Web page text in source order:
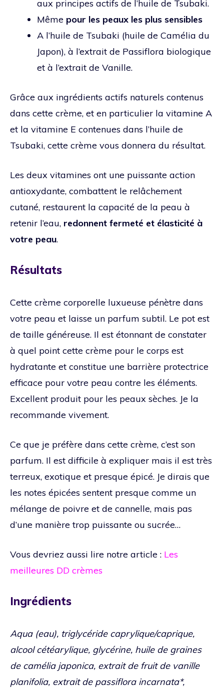
aux principes actifs de l’huile de Tsubaki.
Même pour les peaux les plus sensibles
A l’huile de Tsubaki (huile de Camélia du
Japon), à l’extrait de Passiflora biologique
et à l’extrait de Vanille.
Grâce aux ingrédients actifs naturels contenus
dans cette crème, et en particulier la vitamine A
et la vitamine E contenues dans l’huile de
Tsubaki, cette crème vous donnera du résultat.
Les deux vitamines ont une puissante action
antioxydante, combattent le relâchement
cutané, restaurent la capacité de la peau à
retenir l’eau, redonnent fermeté et élasticité à
votre peau.
Résultats
Cette crème corporelle luxueuse pénètre dans
votre peau et laisse un parfum subtil. Le pot est
de taille généreuse. Il est étonnant de constater
à quel point cette crème pour le corps est
hydratante et constitue une barrière protectrice
efficace pour votre peau contre les éléments.
Excellent produit pour les peaux sèches. Je la
recommande vivement.
Ce que je préfère dans cette crème, c’est son
parfum. Il est difficile à expliquer mais il est très
terreux, exotique et presque épicé. Je dirais que
les notes épicées sentent presque comme un
mélange de poivre et de cannelle, mais pas
d’une manière trop puissante ou sucrée…
Vous devriez aussi lire notre article : Les
meilleures DD crèmes
Ingrédients
Aqua (eau), triglycéride caprylique/caprique,
alcool cétéarylique, glycérine, huile de graines
de camélia japonica, extrait de fruit de vanille
planifolia, extrait de passiflora incarnata*,